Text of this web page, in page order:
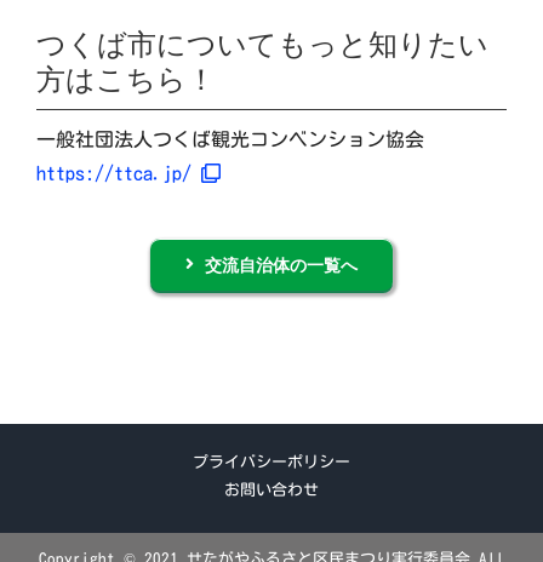
つくば市についてもっと知りたい
方はこちら！
一般社団法人つくば観光コンベンション協会
https://ttca.jp/
交流自治体の一覧へ
プライバシーポリシー
お問い合わせ
Copyright © 2021 せたがやふるさと区民まつり実行委員会 All